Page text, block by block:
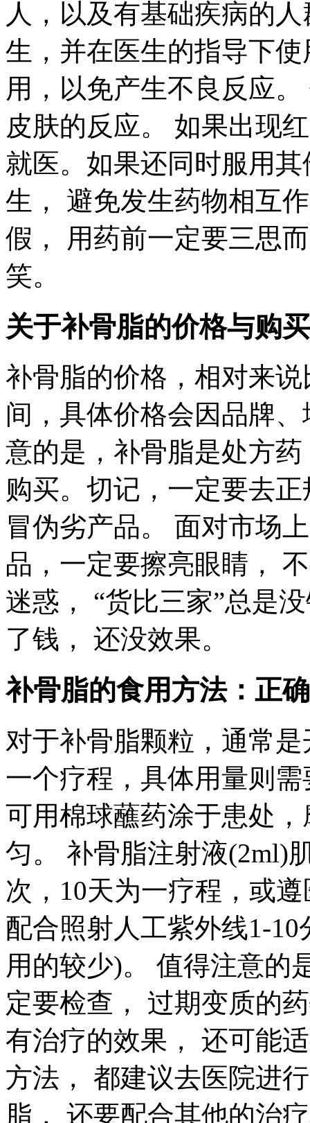
人，以及有基础疾病的
生，并在医生的指导下
用，以免产生不良反应
皮肤的反应。 如果出现
就医。如果还同时服用
生， 避免发生药物相互
假， 用药前一定要三思
笑。
关于补骨脂的价格与购
补骨脂的价格，相对来
间，具体价格会因品牌
意的是，补骨脂是处方
购买。切记，一定要去
冒伪劣产品。 面对市场
品，一定要擦亮眼睛，
迷惑， “货比三家”总是
了钱， 还没效果。
补骨脂的食用方法：正
对于补骨脂颗粒，通常
一个疗程，具体用量则
可用棉球蘸药涂于患处
匀。 补骨脂注射液(2ml)
次，10天为一疗程，或
配合照射人工紫外线1-
用的较少)。 值得注意的
定要检查， 过期变质的
有治疗的效果， 还可能
方法， 都建议去医院进
脂， 还要配合其他的治